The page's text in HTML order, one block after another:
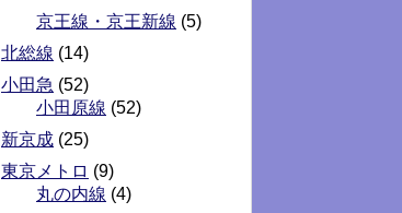
京王線・京王新線 (5)
北総線 (14)
小田急 (52)
小田原線 (52)
新京成 (25)
東京メトロ (9)
丸の内線 (4)